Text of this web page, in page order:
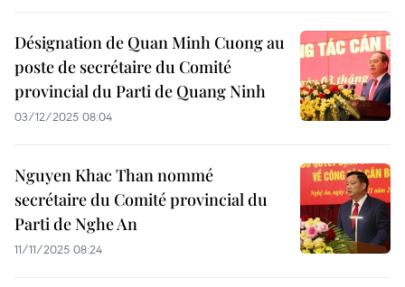
Désignation de Quan Minh Cuong au
poste de secrétaire du Comité
provincial du Parti de Quang Ninh
03/12/2025 08:04
Nguyen Khac Than nommé
secrétaire du Comité provincial du
Parti de Nghe An
11/11/2025 08:24